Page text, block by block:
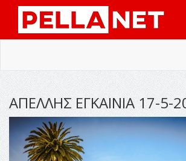
ΑΠΕΛΛΗΣ ΕΓΚΑΙΝΙΑ 17-5-